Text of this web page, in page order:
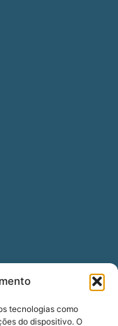
tecnologias como
do dispositivo. O